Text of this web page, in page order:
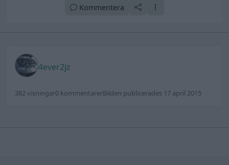
Kommentera
4ever2jz
382 visningar0 kommentarerBilden publicerades 17 april 2015